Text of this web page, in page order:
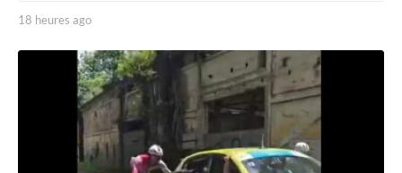
18 heures ago
h
e
u
r
e
s
a